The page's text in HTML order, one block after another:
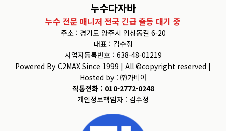
누수다자바
누수 전문 매니저 전국 긴급 출동 대기 중
주소 : 경기도 양주시 엄상동길 6-20
대표 : 김수정
사업자등록번호 : 638-48-01219
Powered By C2MAX Since 1999 | All ©copyright reserved |
Hosted by : ㈜가비아
직통전화 : 010-2772-0248
개인정보책임자 : 김수정